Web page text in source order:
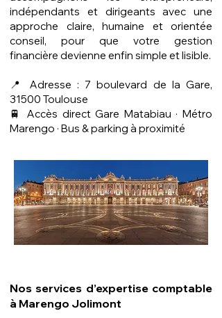
indépendants et dirigeants avec une
approche claire, humaine et orientée
conseil, pour que votre gestion
financière devienne enfin simple et lisible.
📍 Adresse : 7 boulevard de la Gare,
31500 Toulouse
🚆 Accès direct Gare Matabiau · Métro
Marengo · Bus & parking à proximité
Nos services d’expertise comptable
à Marengo Jolimont